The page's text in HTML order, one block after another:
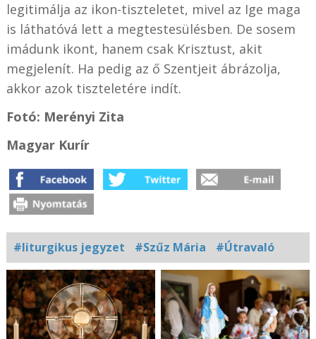
legitimálja az ikon-tiszteletet, mivel az Ige maga
is láthatóvá lett a megtestesülésben. De sosem
imádunk ikont, hanem csak Krisztust, akit
megjelenít. Ha pedig az ő Szentjeit ábrázolja,
akkor azok tiszteletére indít.
Fotó: Merényi Zita
Magyar Kurír
#liturgikus jegyzet #Szűz Mária #Útravaló
Kapcsolódó
fotógaléria